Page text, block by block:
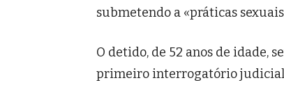
submetendo a «práticas
O detido, de 52 anos de idade,
primeiro interrogatório judicial